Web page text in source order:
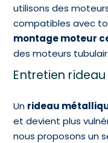
utilisons des
compatibles avec
montage moteur
des moteurs
Entretien
Un rideau
et devient plus
nous proposons un